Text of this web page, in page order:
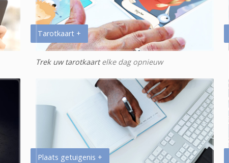
Tarotkaart +
Trek uw tarotkaartelke dag opnieuw
Plaats getuigenis +